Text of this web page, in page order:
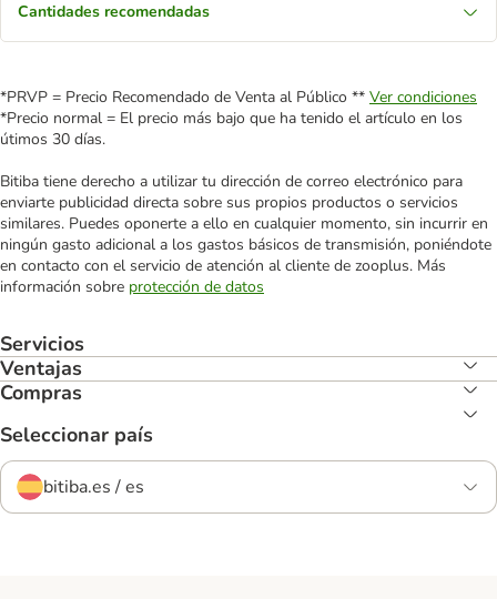
Cantidades recomendadas
*PRVP = Precio Recomendado de Venta al Público ** Ver condiciones
*Precio normal = El precio más bajo que ha tenido el artículo en los
útimos 30 días.
Bitiba tiene derecho a utilizar tu dirección de correo electrónico para
enviarte publicidad directa sobre sus propios productos o servicios
similares. Puedes oponerte a ello en cualquier momento, sin incurrir en
ningún gasto adicional a los gastos básicos de transmisión, poniéndote
en contacto con el servicio de atención al cliente de zooplus. Más
información sobre protección de datos
Servicios
Ventajas
Compras
Seleccionar país
bitiba.es / es